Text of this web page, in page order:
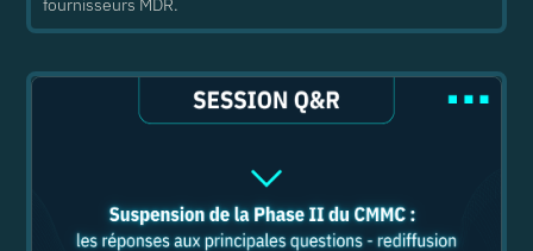
fournisseurs MDR.